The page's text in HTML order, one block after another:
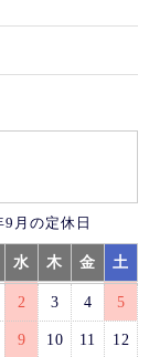
月の定休日
水 木 金 土
2 3 4 5
9 10 11 12